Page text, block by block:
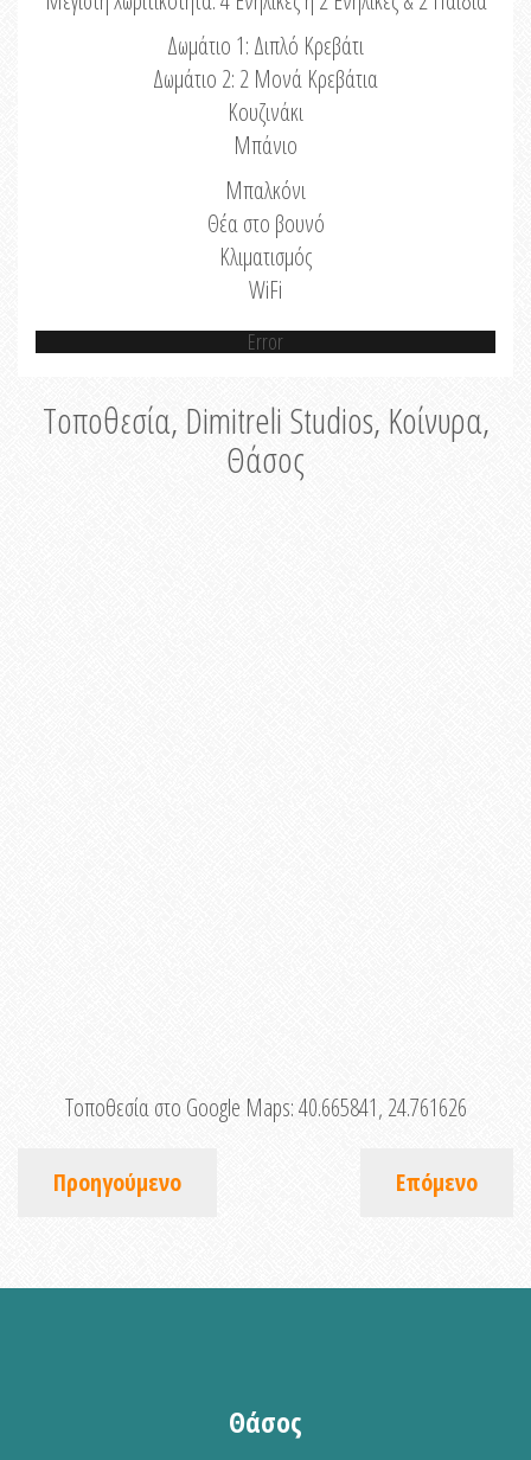
Δωμάτιο 1: Διπλό Κρεβάτι
Δωμάτιο 2: 2 Μονά Κρεβάτια
Κουζινάκι
Μπάνιο
Μπαλκόνι
Θέα στο βουνό
Κλιματισμός
WiFi
Error
Τοποθεσία, Dimitreli Studios, Κοίνυρα,
Θάσος
Τοποθεσία στο Google Maps:40.665841, 24.761626
Προηγούμενο Επόμενο
Θάσος